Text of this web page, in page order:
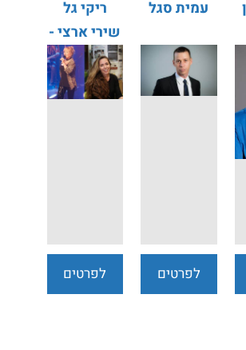
עמית סגל
לפרטים
ריקי גל
שירי ארצי -
אינטימי
מוסיקלי
לפרטים